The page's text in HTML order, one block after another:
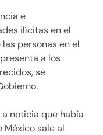
e
ilícitas en el
personas en el
a los
se
noticia que había
México sale al